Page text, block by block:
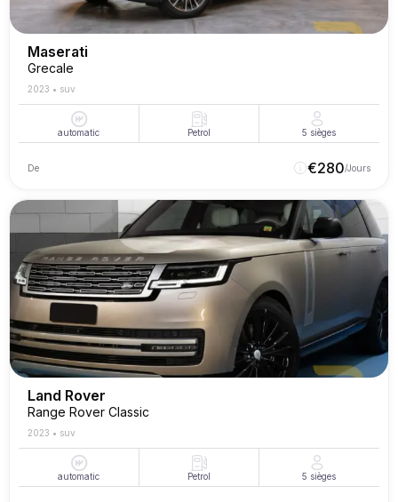
Maserati
Grecale
2023 • suv
automatic Petrol 5 sièges
De €280/Jours
Land Rover
Range Rover Classic
2023 • suv
automatic Petrol 5 sièges